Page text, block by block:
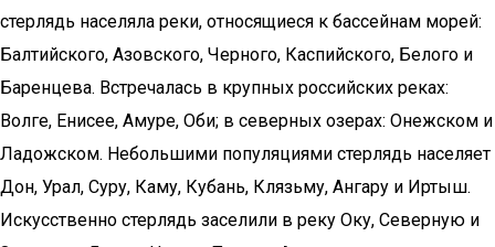
стерлядь населяла реки, относящиеся к бассейнам морей:
Балтийского, Азовского, Черного, Каспийского, Белого и
Баренцева. Встречалась в крупных российских реках:
Волге, Енисее, Амуре, Оби; в северных озерах: Онежском и
Ладожском. Небольшими популяциями стерлядь населяет
Дон, Урал, Суру, Каму, Кубань, Клязьму, Ангару и Иртыш.
Искусственно стерлядь заселили в реку Оку, Северную и